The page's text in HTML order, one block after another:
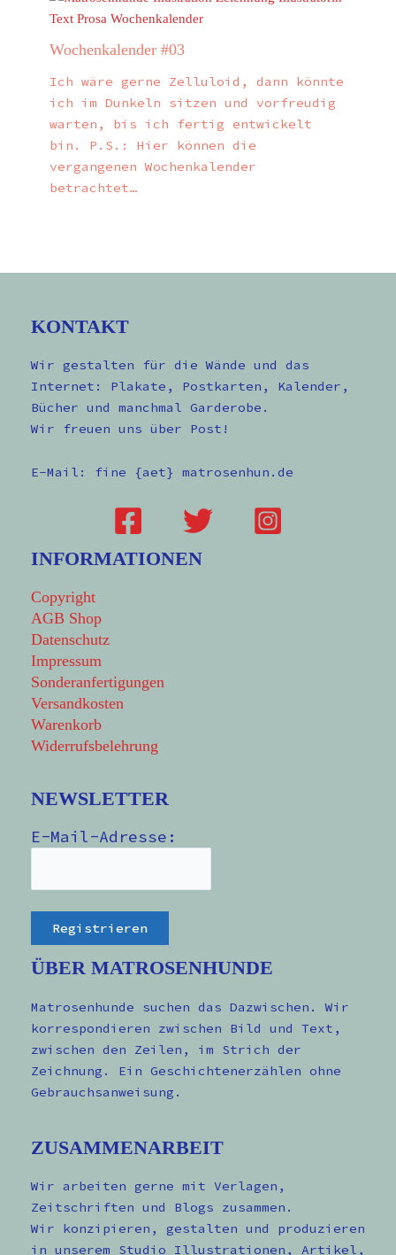
Wochenkalender #03
Ich wäre gerne Zelluloid, dann könnte
ich im Dunkeln sitzen und vorfreudig
warten, bis ich fertig entwickelt
bin. P.S.: Hier können die
vergangenen Wochenkalender
betrachtet…
KONTAKT
Wir gestalten für die Wände und das
Internet: Plakate, Postkarten, Kalender,
Bücher und manchmal Garderobe.
Wir freuen uns über Post!
E-Mail: fine {aet} matrosenhun.de
INFORMATIONEN
Copyright
AGB Shop
Datenschutz
Impressum
Sonderanfertigungen
Versandkosten
Warenkorb
Widerrufsbelehrung
NEWSLETTER
E-Mail-Adresse:
ÜBER MATROSENHUNDE
Matrosenhunde suchen das Dazwischen. Wir
korrespondieren zwischen Bild und Text,
zwischen den Zeilen, im Strich der
Zeichnung. Ein Geschichtenerzählen ohne
Gebrauchsanweisung.
ZUSAMMENARBEIT
Wir arbeiten gerne mit Verlagen,
Zeitschriften und Blogs zusammen.
Wir konzipieren, gestalten und produzieren
in unserem Studio Illustrationen, Artikel,